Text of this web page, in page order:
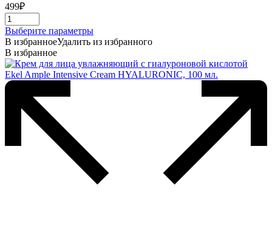
499₽
Выберите параметрыЭтот
товар
несколько
вариаций.
В избранноеУдалить из избранного
В избранное